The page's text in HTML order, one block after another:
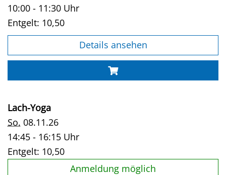
10:00 - 11:30 Uhr
Entgelt: 10,50
Details ansehen
Lach-Yoga
So. 08.11.26
14:45 - 16:15 Uhr
Entgelt: 10,50
Anmeldung möglich